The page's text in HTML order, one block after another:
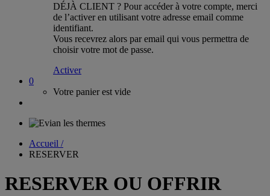
DÉJÀ CLIENT ? Pour accéder à votre compte, merci
de l’activer en utilisant votre adresse email comme
identifiant.
Vous recevrez alors par email qui vous permettra de
choisir votre mot de passe.
Activer
0
Votre panier est vide
Accueil /
RESERVER
RESERVER OU OFFRIR